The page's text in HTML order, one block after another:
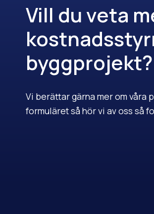
Vill du veta
byggprojekt?
Vi berättar gärna mer om våra
formuläret så hör vi av oss så